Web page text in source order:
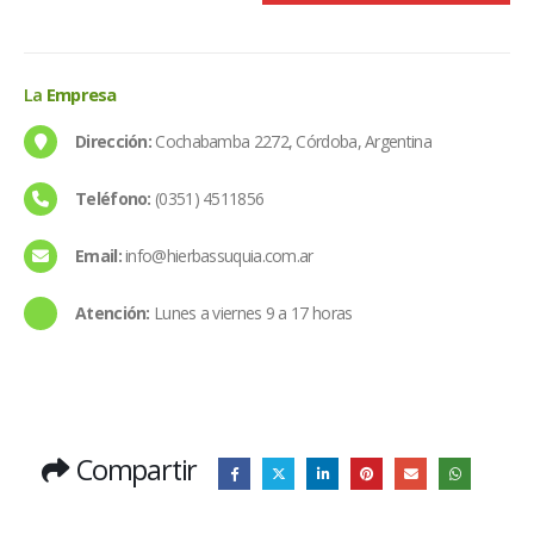
La Empresa
Dirección: Cochabamba 2272, Córdoba, Argentina
Teléfono: (0351) 4511856
Email:info@hierbassuquia.com.ar
Atención: Lunes a viernes 9 a 17 horas
Compartir